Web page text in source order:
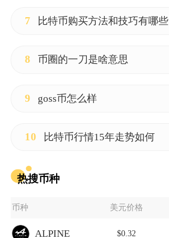
7 比特币购买方法和技巧有哪些
8 币圈的一刀是啥意思
9 goss币怎么样
10 比特币行情15年走势如何
热搜币种
币种 美元价格
ALPINE $0.32